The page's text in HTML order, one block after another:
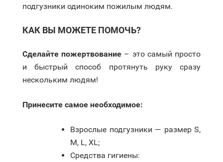
подгузники одиноким пожилым людям.
КАК ВЫ МОЖЕТЕ ПОМОЧЬ?
Сделайте пожертвование – это самый просто
и быстрый способ протянуть руку сразу
нескольким людям!
Принесите самое необходимое:
Взрослые подгузники — размер S,
M, L, XL;
Средства гигиены: